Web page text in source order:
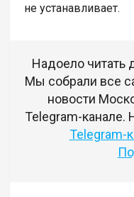
не устанавливает.
Надоело читать
Мы собрали все
новости
Telegram-канале.
Telegram-